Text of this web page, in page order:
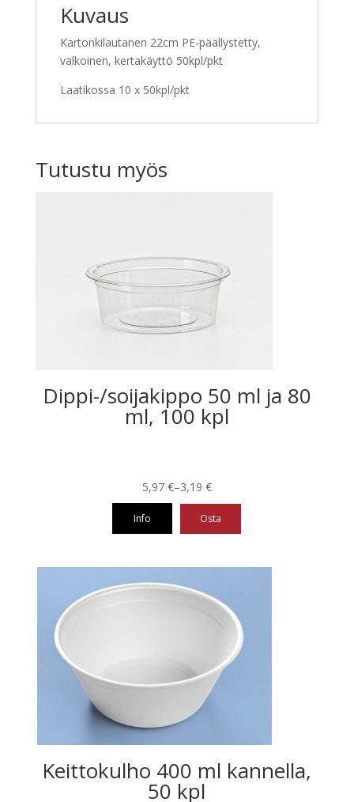
Kuvaus
Kartonkilautanen 22cm PE-päällystetty,
valkoinen, kertakäyttö 50kpl/pkt
Laatikossa 10 x 50kpl/pkt
Tutustu myös
Dippi-/soijakippo 50 ml ja 80
ml, 100 kpl
3,19 €
–
5,97 €Hintaluokka:
3,19 €
Info Osta
useampi
muunnelma.
tehdä
valinnat
Keittokulho 400 ml kannella,
50 kpl